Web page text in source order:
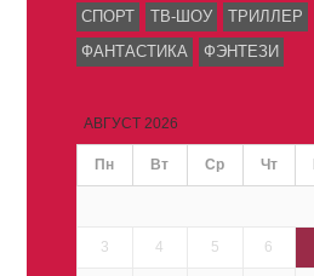
СПОРТ ТВ-ШОУ ТРИЛЛЕР
ФАНТАСТИКА
ФЭНТЕЗИ
АВГУСТ 2026
Пн Вт Ср Чт
3 4 5 6